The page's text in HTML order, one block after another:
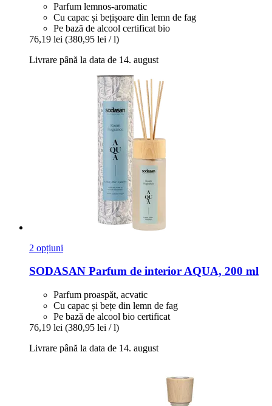
Parfum lemnos-aromatic
Cu capac și bețișoare din lemn de fag
Pe bază de alcool certificat bio
76,19 lei (380,95 lei / l)
Livrare până la data de 14. august
2 opțiuni
SODASAN Parfum de interior AQUA, 200 ml
Parfum proaspăt, acvatic
Cu capac și bețe din lemn de fag
Pe bază de alcool bio certificat
76,19 lei (380,95 lei / l)
Livrare până la data de 14. august